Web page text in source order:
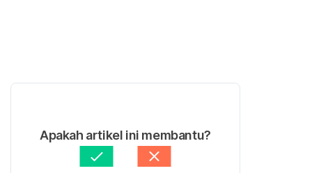
Apakah artikel ini membantu?